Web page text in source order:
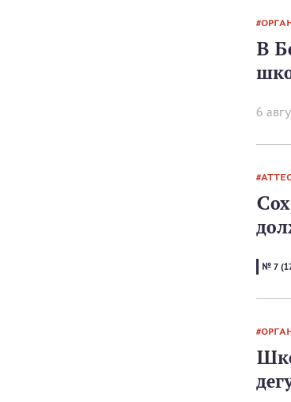
В
6
№ 7